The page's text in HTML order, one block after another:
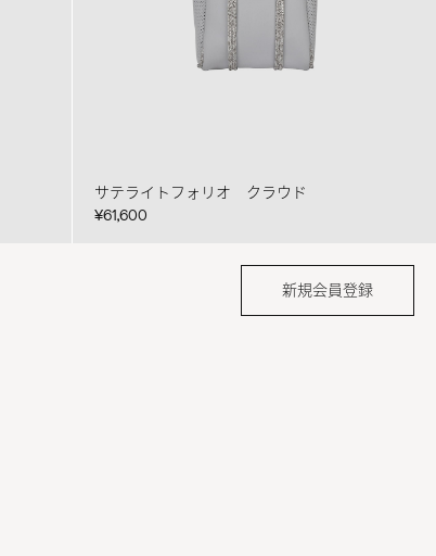
サテライトフォリオ クラウド
¥61,600
新規会員登録